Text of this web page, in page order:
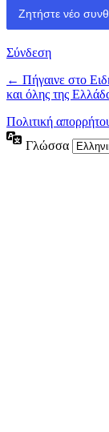
Σύνδεση
← Πήγαινε στο
και όλης της
Πολιτική
Γλώσσα